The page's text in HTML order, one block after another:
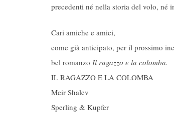
precedenti né nella storia del volo, né
Cari amiche e amici,
come già anticipato, per il prossimo
bel romanzo Il ragazzo e la colomba.
IL RAGAZZO E LA COLOMBA
Meir Shalev
Sperling & Kupfer